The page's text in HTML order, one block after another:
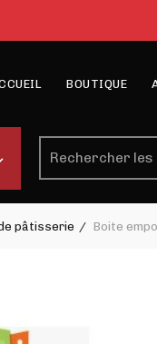
BOUTIQUE
pâtisserie Boite